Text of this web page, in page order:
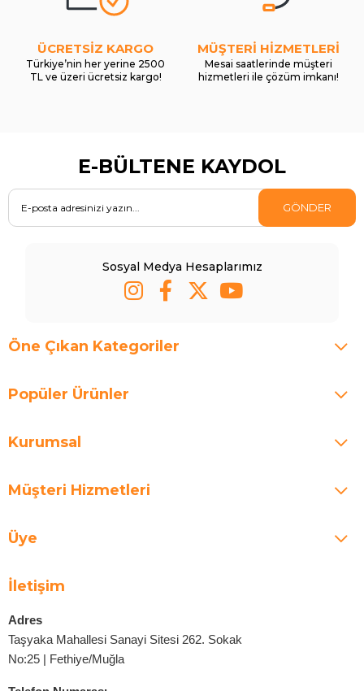
ÜCRETSİZ KARGO
Türkiye’nin her yerine 2500
TL ve üzeri ücretsiz kargo!
MÜŞTERİ HİZMETLERİ
Mesai saatlerinde müşteri
hizmetleri ile çözüm imkanı!
E-BÜLTENE KAYDOL
GÖNDER
Sosyal Medya Hesaplarımız
Öne Çıkan Kategoriler
Popüler Ürünler
Kurumsal
Müşteri Hizmetleri
Üye
İletişim
Adres
Taşyaka Mahallesi Sanayi Sitesi 262. Sokak
No:25 | Fethiye/Muğla